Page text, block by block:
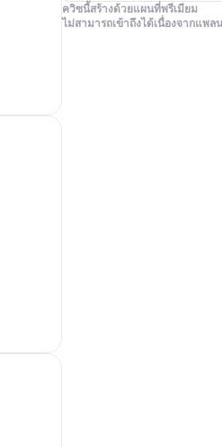
ควิซนี้สร้างด้วยแผนที่พรีเมียม
ไม่สามารถเข้าถึงได้เนื่องจากแพ